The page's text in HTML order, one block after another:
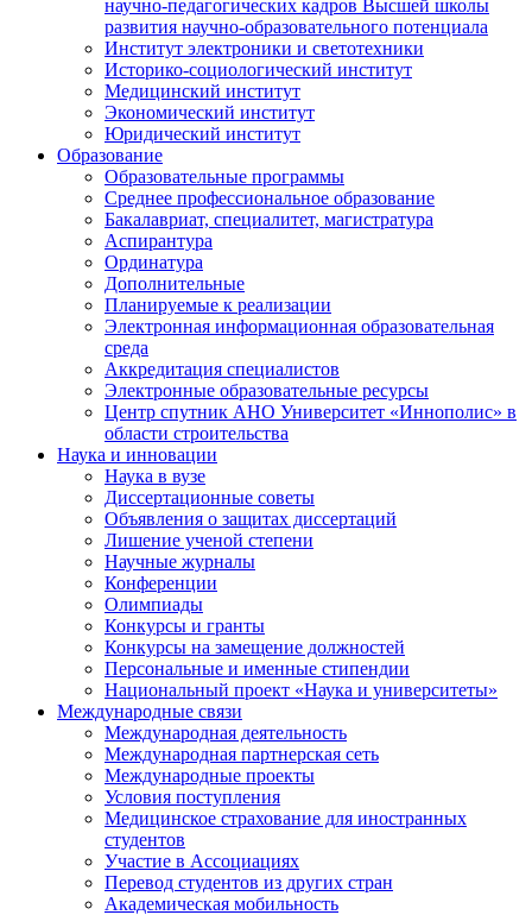
научно-педагогических кадров Высшей школы
развития научно-образовательного потенциала
Институт электроники и светотехники
Историко-социологический институт
Медицинский институт
Экономический институт
Юридический институт
Образование
Образовательные программы
Среднее профессиональное образование
Бакалавриат, специалитет, магистратура
Аспирантура
Ординатура
Дополнительные
Планируемые к реализации
Электронная информационная образовательная
среда
Аккредитация специалистов
Электронные образовательные ресурсы
Центр спутник АНО Университет «Иннополис» в
области строительства
Наука и инновации
Наука в вузе
Диссертационные советы
Объявления о защитах диссертаций
Лишение ученой степени
Научные журналы
Конференции
Олимпиады
Конкурсы и гранты
Конкурсы на замещение должностей
Персональные и именные стипендии
Национальный проект «Наука и университеты»
Международные связи
Международная деятельность
Международная партнерская сеть
Международные проекты
Условия поступления
Медицинское страхование для иностранных
студентов
Участие в Ассоциациях
Перевод студентов из других стран
Академическая мобильность